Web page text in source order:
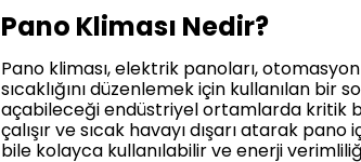
Pano Kliması Nedir?
Pano kliması, elektrik panoları,
sıcaklığını düzenlemek için kullanılan bir
açabileceği endüstriyel ortamlarda kritik
çalışır ve sıcak havayı dışarı atarak
bile kolayca kullanılabilir ve enerji